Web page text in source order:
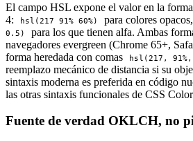
El campo HSL expone el valor en la
4:
hsl(217 91% 60%) para colores opacos,
0.5)
para los que tienen alfa. Ambas
navegadores evergreen (Chrome 65+,
forma heredada con comas
hsl(217, 91%,
reemplazo mecánico de distancia si su
sintaxis moderna es preferida en código
las otras sintaxis funcionales de CSS
Fuente de verdad OKLCH, no